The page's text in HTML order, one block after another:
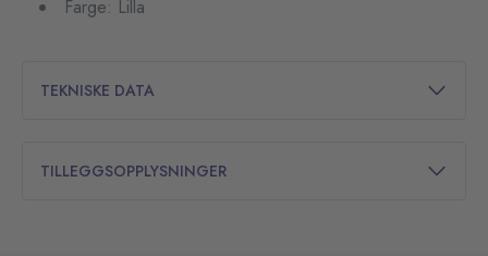
Farge: Lilla
TEKNISKE DATA
TILLEGGSOPPLYSNINGER